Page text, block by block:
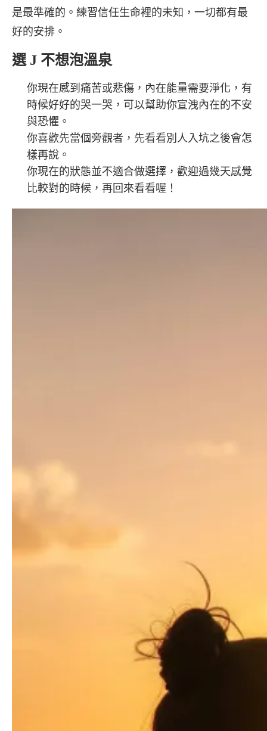
是最準確的。練習信任生命裡的未知，一切都有最
好的安排。
選 J 不想泡溫泉
你現在感到痛苦或悲傷，內在能量需要淨化，有
時候好好的哭一哭，可以幫助你宣洩內在的不安
與恐懼。
你喜歡先當個旁觀者，先看看別人入坑之後會怎
樣再說。
你現在的狀態並不適合做選擇，歡迎過幾天感覺
比較對的時候，再回來看看喔！